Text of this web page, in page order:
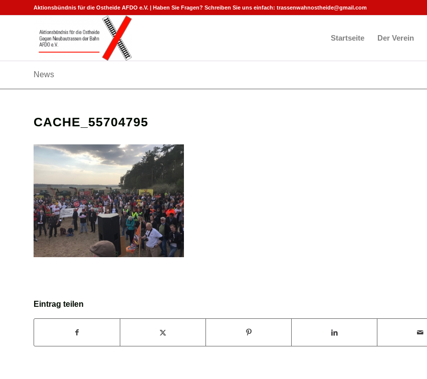
Aktionsbündnis für die Ostheide AFDO e.V. | Haben Sie Fragen? Schreiben Sie uns einfach: trassenwahnostheide@gmail.com
Startseite Der Verein
News
CACHE_55704795
Eintrag teilen